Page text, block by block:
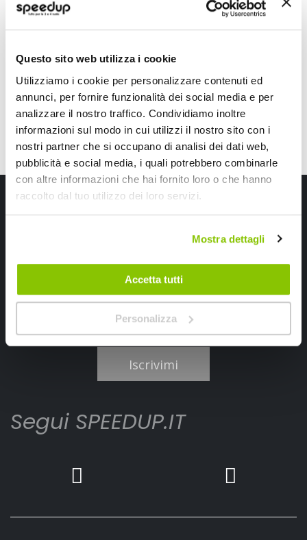
Questo sito web utilizza i cookie
Utilizziamo i cookie per personalizzare contenuti ed
annunci, per fornire funzionalità dei social media e per
analizzare il nostro traffico. Condividiamo inoltre
informazioni sul modo in cui utilizzi il nostro sito con i
nostri partner che si occupano di analisi dei dati web,
pubblicità e social media, i quali potrebbero combinarle
con altre informazioni che hai fornito loro o che hanno
raccolto dal tuo utilizzo dei loro servizi.
Mostra dettagli
Accetta tutti
Personalizza
LAMPA
Alluminio Posteriore
speciale
CONSEGNA IN 48H
VALTER MOTO
Acciaio
Iscriviti alla newsletter Speedup
Ho letto e accettato il documentoprivacy policy
Iscrivimi
Segui SPEEDUP.IT